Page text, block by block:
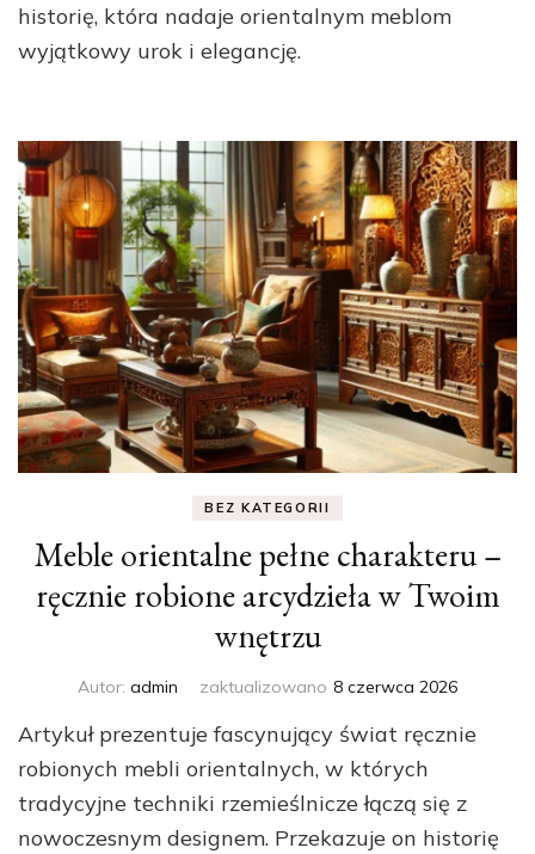
historię, która nadaje orientalnym meblom
wyjątkowy urok i elegancję.
BEZ KATEGORII
Meble orientalne pełne charakteru –
ręcznie robione arcydzieła w Twoim
wnętrzu
Autor: admin zaktualizowano 8 czerwca 2026
Artykuł prezentuje fascynujący świat ręcznie
robionych mebli orientalnych, w których
tradycyjne techniki rzemieślnicze łączą się z
nowoczesnym designem. Przekazuje on historię